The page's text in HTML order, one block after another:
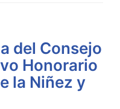
del Consejo
Honorario
la Niñez y